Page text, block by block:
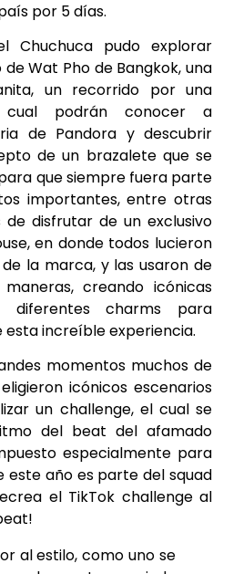
por 5 días.
Chuchuca pudo explorar
Wat Pho de Bangkok, una
un recorrido por una
podrán conocer a
de Pandora y descubrir
de un brazalete que se
que siempre fuera parte
importantes, entre otras
de disfrutar de un exclusivo
en donde todos lucieron
la marca, y las usaron de
creando icónicas
diferentes charms para
increíble experiencia.
momentos muchos de
icónicos escenarios
un challenge, el cual se
del beat del afamado
especialmente para
este año es parte del squad
el TikTok challenge al
al estilo, como uno se